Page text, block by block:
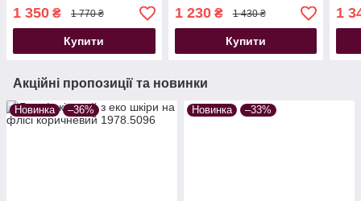
1 350 ₴ 1 770 ₴
Купити
1 230₴ 1 430 ₴
Купити
1
Акційні пропозиції та новинки
Новинка –36% Новинка –33%